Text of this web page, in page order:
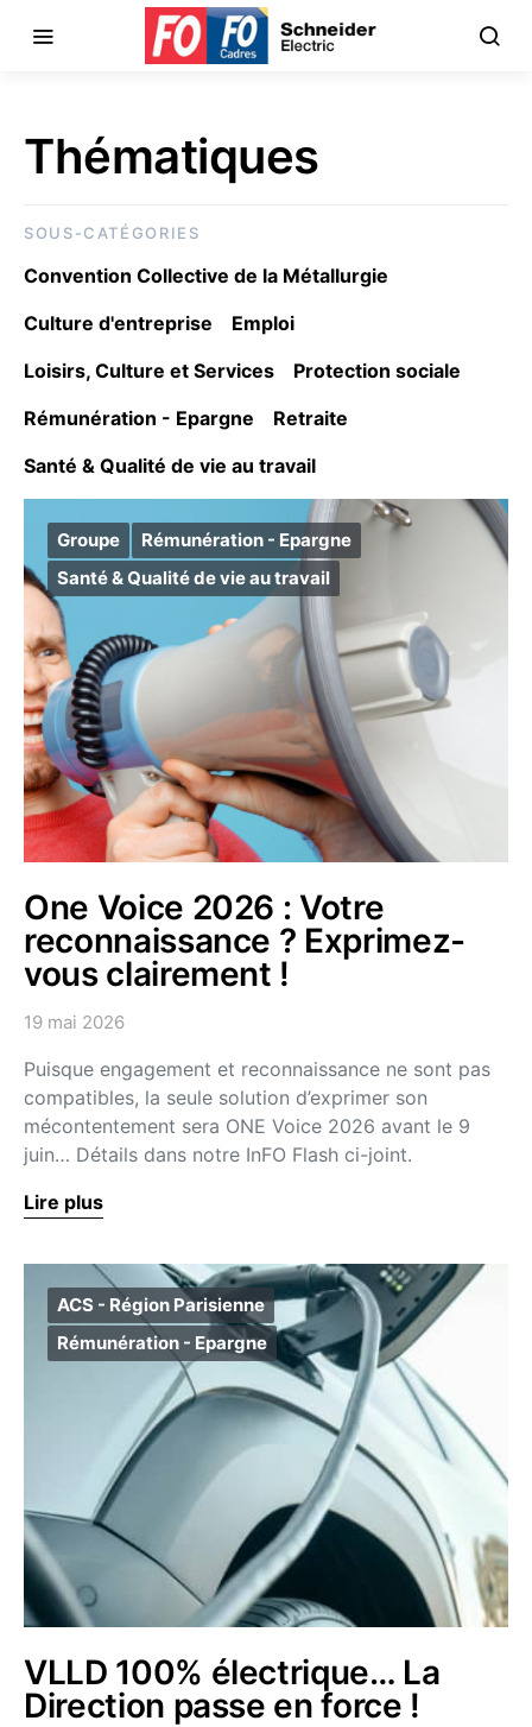
Thématiques
SOUS-CATÉGORIES
Convention Collective de la Métallurgie
Culture d'entreprise
Emploi
Loisirs, Culture et Services
Protection sociale
Rémunération - Epargne
Retraite
Santé & Qualité de vie au travail
Groupe
Rémunération - Epargne
Santé & Qualité de vie au travail
One Voice 2026 : Votre
reconnaissance ? Exprimez-
vous clairement !
19 mai 2026
Puisque engagement et reconnaissance ne sont pas
compatibles, la seule solution d’exprimer son
mécontentement sera ONE Voice 2026 avant le 9
juin… Détails dans notre InFO Flash ci-joint.
Lire plus
ACS - Région Parisienne
Rémunération - Epargne
VLLD 100% électrique… La
Direction passe en force !